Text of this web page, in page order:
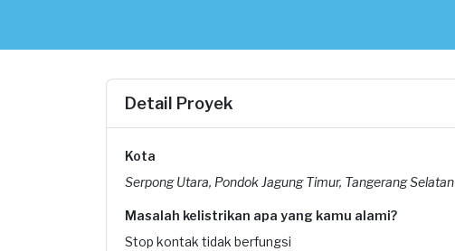
Detail Proyek
Kota
Serpong Utara, Pondok Jagung Timur, Tangerang Selatan
Masalah kelistrikan apa yang kamu alami?
Stop kontak tidak berfungsi